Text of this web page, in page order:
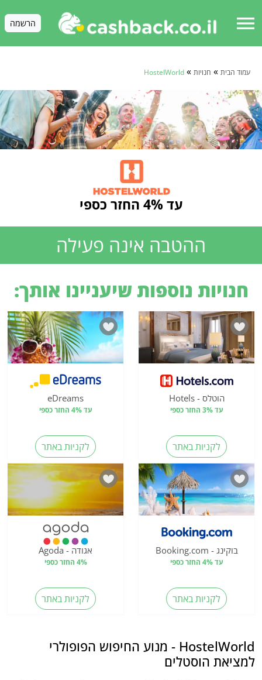
menu הרשמה
עמוד הבית » חנויות »
HostelWorld
עד 4% החזר כספי
ההטבה אינה פעילה
חנויות נוספות שיעניינו אותך:
הוטלס - Hotels
עד 3% החזר כספי
לקניות באתר
eDreams
עד 4% החזר כספי
לקניות באתר
בוקינג - Booking.com
עד 4% החזר כספי
לקניות באתר
אגודה - Agoda
4% החזר כספי
לקניות באתר
HostelWorld - מנוע החיפוש הפופולרי
למציאת הוסטלים